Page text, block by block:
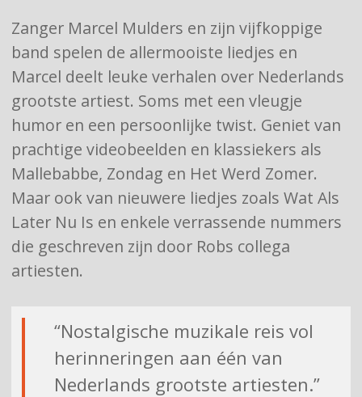
Zanger Marcel Mulders en zijn vijfkoppige
band spelen de allermooiste liedjes en
Marcel deelt leuke verhalen over Nederlands
grootste artiest. Soms met een vleugje
humor en een persoonlijke twist. Geniet van
prachtige videobeelden en klassiekers als
Mallebabbe, Zondag en Het Werd Zomer.
Maar ook van nieuwere liedjes zoals Wat Als
Later Nu Is en enkele verrassende nummers
die geschreven zijn door Robs collega
artiesten.
“Nostalgische muzikale reis vol
herinneringen aan één van
Nederlands grootste artiesten.”